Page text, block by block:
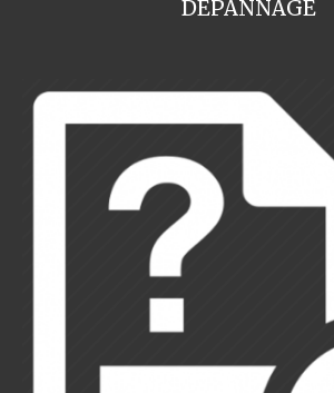
DEPANNAGE